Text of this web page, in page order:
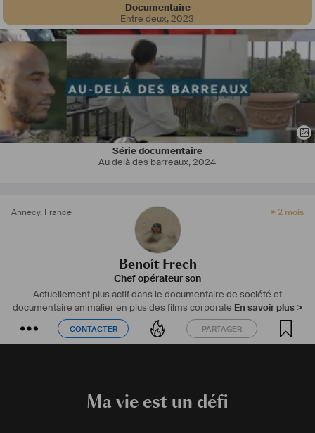
Documentaire
Entre deux,2023
Série documentaire
Au delà des barreaux,2024
Annecy, France > 2 mois
Benoît Frech
Chef opérateur son
Actuellement plus actif dans le documentaire de société et
documentaire animalier en plus des films corporate En savoir plus >
CONTACTER PARTAGER
CONTACTER PARTAGER
Ma vie est un défi